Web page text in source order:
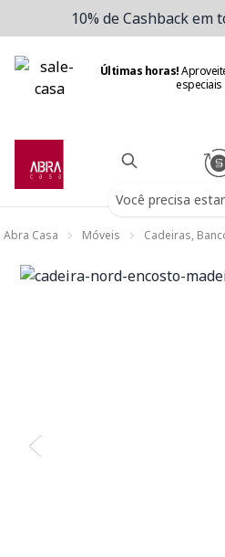
10% de Cashback em
Últimas horas!
especiais
Você precisa
Abra Casa Móveis Cadeiras,